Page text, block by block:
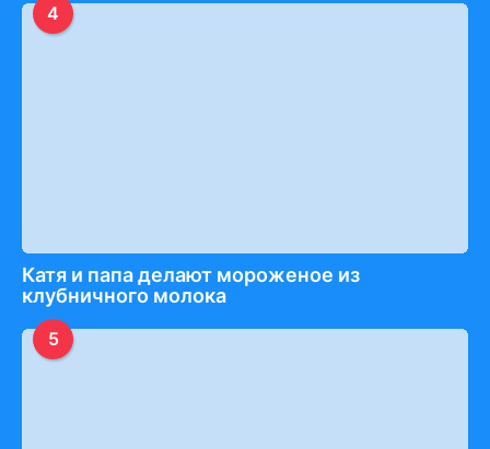
4
Катя и папа делают мороженое из
клубничного молока
5